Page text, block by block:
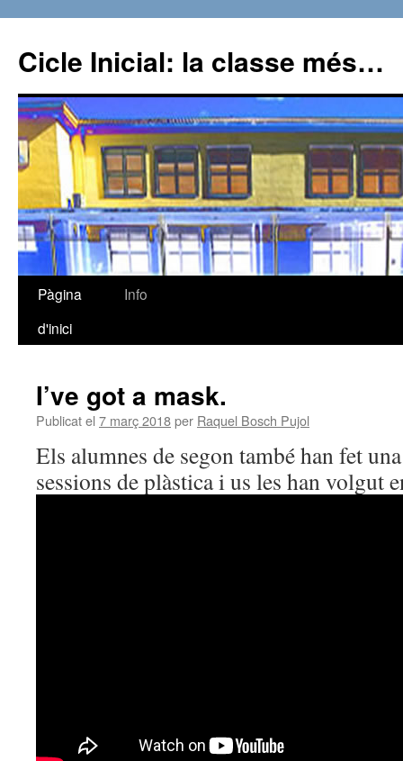
Cicle Inicial: la classe més…
Vés
Pàgina
d'inici
Info
I’ve got a mask.
Publicat el 7 març 2018per Raquel Bosch Pujol
Els alumnes de segon també han fet
sessions de plàstica i us les han volgut